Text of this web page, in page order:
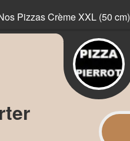
Pizzas Crème XXL (50 cm)